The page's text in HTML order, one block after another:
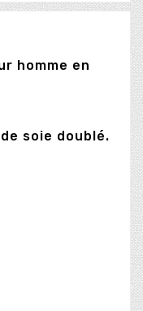
homme en
soie doublé.